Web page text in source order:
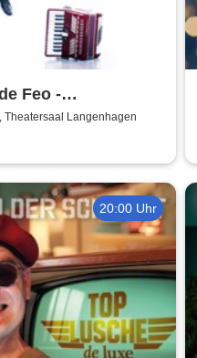
Feo -
- 20 Jahre La
Theatersaal Langenhagen
20:00 Uhr